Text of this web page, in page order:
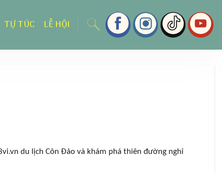
TỰ TÚC LỄ HỘI
du lịch Côn Đảo và khám phá thiên đường nghỉ